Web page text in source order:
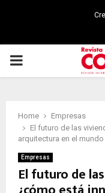
PRIMARY
Home
Empresas
El futuro de las
arquitectura en el
Empresas
El futuro de